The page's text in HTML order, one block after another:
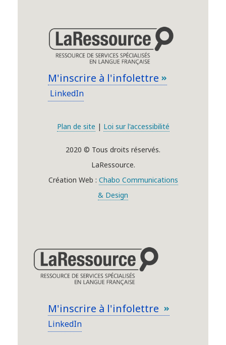
M'inscrire à l'infolettre
LinkedIn
Plan de site | Loi sur l'accessibilité
2020 © Tous droits réservés.
LaRessource.
Création Web : Chabo Communications
& Design
M'inscrire à l'infolettre
LinkedIn